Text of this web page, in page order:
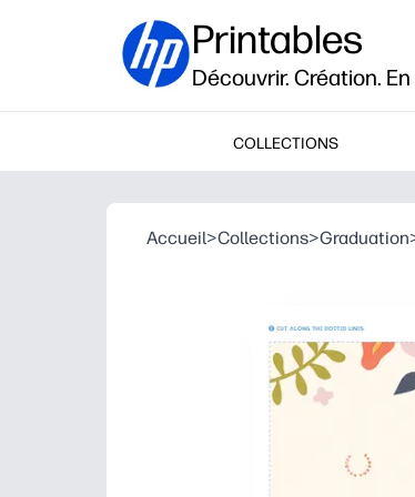
Printables
Découvrir. Création.
COLLECTIONS
Accueil>Collections>Graduation